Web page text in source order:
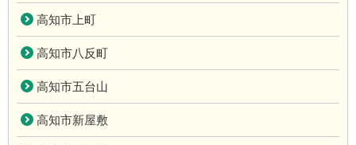
高知市上町
高知市八反町
高知市五台山
高知市新屋敷